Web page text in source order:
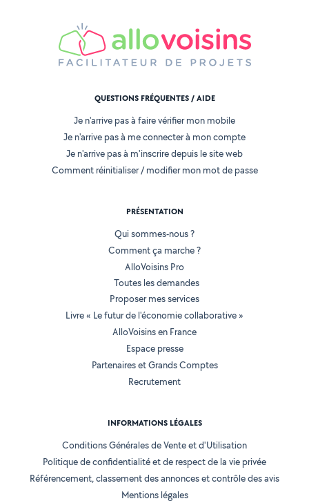
QUESTIONS FRÉQUENTES / AIDE
Je n'arrive pas à faire vérifier mon mobile
Je n'arrive pas à me connecter à mon compte
Je n'arrive pas à m'inscrire depuis le site web
Comment réinitialiser / modifier mon mot de passe
PRÉSENTATION
Qui sommes-nous ?
Comment ça marche ?
AlloVoisins Pro
Toutes les demandes
Proposer mes services
Livre « Le futur de l'économie collaborative »
AlloVoisins en France
Espace presse
Partenaires et Grands Comptes
Recrutement
INFORMATIONS LÉGALES
Conditions Générales de Vente et d'Utilisation
Politique de confidentialité et de respect de la vie privée
Référencement, classement des annonces et contrôle des avis
Mentions légales